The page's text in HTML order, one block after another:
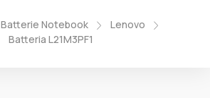
Batterie Notebook
Lenovo
Batteria L21M3PF1